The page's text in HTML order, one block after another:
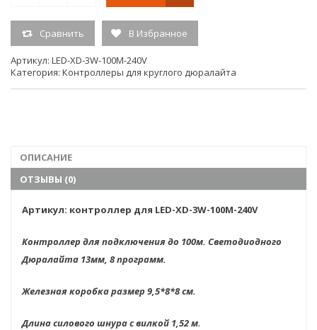
9,5х8х8 см.
Тип свечения светодинамика
Единица
измерения
шт.
Сравнить В Избранное
Артикул: LED-XD-3W-100М-240V
Категория: Контроллеры для круглого дюралайта
ОПИСАНИЕ
ОТЗЫВЫ (0)
Артикул: контроллер для LED-XD-3W-100М-240V
Контроллер для подключения до 100м. Светодиодного
Дюралайта 13мм, 8 программ.
Железная коробка размер 9,5*8*8 см.
Длина силового шнура с вилкой 1,52 м.